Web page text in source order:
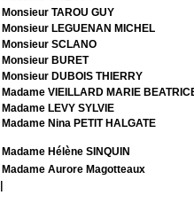
Monsieur TAROU GUY
Monsieur LEGUENAN MICHEL
Monsieur SCLANO
Monsieur BURET
Monsieur DUBOIS THIERRY
Madame VIEILLARD MARIE
Madame LEVY SYLVIE
Madame Nina PETIT HALGATE
Madame Hélène SINQUIN
Madame Aurore Magotteaux